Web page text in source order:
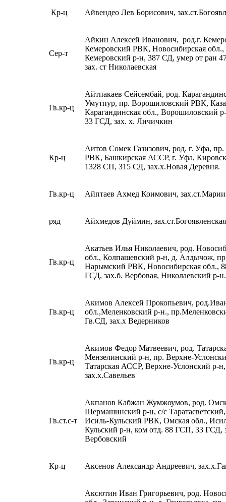
Кр-ц Айвендео Лев Борисович,
Сер-т
Айкин Алексей Иванович, род.г.
Кемеровский РВК, Новосибирская обл.,
Кемеровский р-н, 387 СД, умер от ран
зах. ст Николаевская
Гв.кр-ц
Айтпакаев Сейсембай, род.
Умутпур, пр. Ворошиловский РВК,
Карагандинская обл., Ворошиловский
33 ГСД, зах. х. Личичкин
Кр-ц
Аитов Сомек Газизович, род. г. Уфа,
РВК, Башкирская АССР, г. Уфа,
1328 СП, 315 СД, зах.х.Новая Деревня.
Гв.кр-ц Айптаев Ахмед Коимович,
ряд Айхмедов Дуймин, зах.ст.Богоявленская
Гв.кр-ц
Акатьев Илья Николаевич, род.
обл., Колпашевский р-н, д. Алдычож,
Нарымский РВК, Новосибирская обл.,
ГСД, зах.б. Вербовая, Николаевский р-н.
Гв.кр-ц
Акимов Алексей Прокопьевич,
обл.,Меленковский р-н.,
Гв.СД, зах.х Ведерников
Гв.кр-ц
Акимов Федор Матвеевич, род.
Мензелинский р-н, пр. Верхне-
Татарская АССР, Верхне-Услонский р-
зах.х.Савельев
Гв.ст.с-т
Акпанов Кабжан Жумжоумов, род.
Шермашинский р-н, с/с
Исиль-Кульский РВК, Омская обл.,
Кульский р-н, ком отд. 88 ГСП, 33 ГСД,
Вербовский
Кр-ц Аксенов Александр Андреевич,
Аксютин Иван Григорьевич, род.